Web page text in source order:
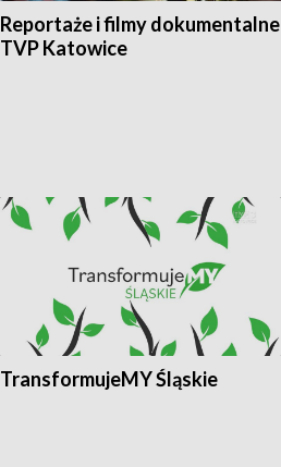
Reportaże i filmy dokumentalne
TVP Katowice
TransformujeMY Śląskie